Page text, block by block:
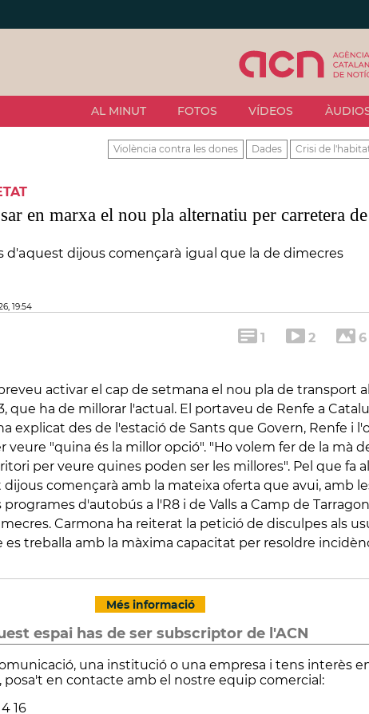
AL MINUT FOTOS VÍDEOS
Violència contra les dones Dades Crisi de
en marxa el nou pla alternatiu per carretera
d'aquest dijous començarà igual que la de dimecres
19:54
1 2 6
activar el cap de setmana el nou pla de transport
que ha de millorar l'actual. El portaveu de Renfe a
explicat des de l'estació de Sants que Govern, Renfe i
veure "quina és la millor opció". "Ho volem fer de la mà
per veure quines poden ser les millores". Pel que fa
dijous començarà amb la mateixa oferta que avui, amb
d'autobús a l'R8 i de Valls a Camp de
Carmona ha reiterat la petició de disculpes als
treballa amb la màxima capacitat per resoldre
Més informació
espai has de ser subscriptor de l'ACN
una institució o una empresa i tens interès
en contacte amb el nostre equip comercial:
16